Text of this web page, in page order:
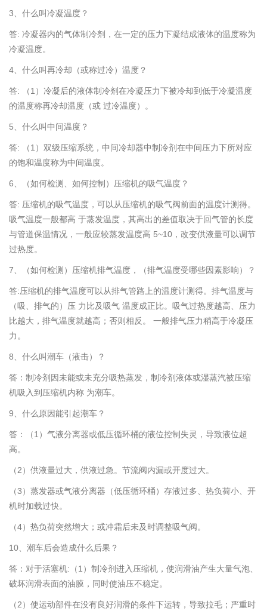
3、什么叫冷凝温度？
答: 冷凝器内的气体制冷剂，在一定的压力下凝结成液体的温度称为
冷凝温度。
4、什么叫再冷却（或称过冷）温度？
答: （1）冷凝后的液体制冷剂在冷凝压力下被冷却到低于冷凝温度
的温度称再冷却温度（或 过冷温度）。
5、什么叫中间温度？
答: （1）双级压缩系统，中间冷却器中制冷剂在中间压力下所对应
的饱和温度称为中间温度。
6、（如何检测、如何控制）压缩机的吸气温度？
答: 压缩机的吸气温度，可以从压缩机的吸气阀前面的温度计测得。
吸气温度一般都高 于蒸发温度，其高出的差值取决于回气管的长度
与管道保温情况，一般应较蒸发温度高 5~10，改变供液量可以调节
过热度。
7、（如何检测）压缩机排气温度，（排气温度受哪些因素影响）？
答:压缩机的排气温度可以从排气管路上的温度计测得。排气温度与
（吸、排气的）压 力比及吸气 温度成正比。吸气过热度越高、压力
比越大，排气温度就越高；否则相反。 一般排气压力稍高于冷凝压
力。
8、什么叫潮车（液击）？
答：制冷剂因未能或未充分吸热蒸发，制冷剂液体或湿蒸汽被压缩
机吸入到压缩机内称 为潮车。
9、什么原因能引起潮车？
答：（1）气液分离器或低压循环桶的液位控制失灵，导致液位超
高。
（2）供液量过大，供液过急。节流阀内漏或开度过大。
（3）蒸发器或气液分离器（低压循环桶）存液过多、热负荷小、开
机时加载过快。
（4）热负荷突然增大；或冲霜后未及时调整吸气阀。
10、潮车后会造成什么后果？
答：对于活塞机:（1）制冷剂进入压缩机，使润滑油产生大量气泡、
破坏润滑表面的油膜，同时使油压不稳定。
（2）使运动部件在没有良好润滑的条件下运转，导致拉毛；严重时